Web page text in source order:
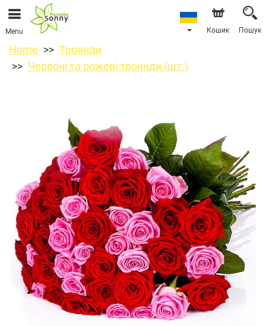
Menu Кошик Пошук
Home
Троянди
Червоні та рожеві троянди (шт.)